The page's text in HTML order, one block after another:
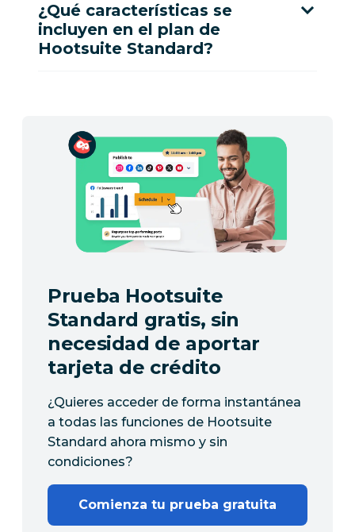
¿Qué características se
incluyen en el plan de
Hootsuite Standard?
Prueba Hootsuite
Standard gratis, sin
necesidad de aportar
tarjeta de crédito
¿Quieres acceder de forma instantánea
a todas las funciones de Hootsuite
Standard ahora mismo y sin
condiciones?
Comienza tu prueba gratuita